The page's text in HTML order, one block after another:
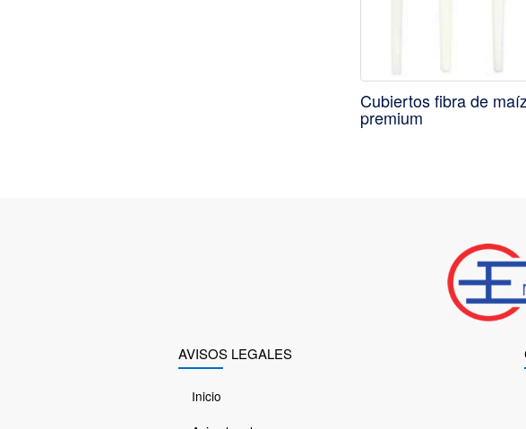
Cubiertos fibra de maíz
premium
AVISOS LEGALES
Inicio